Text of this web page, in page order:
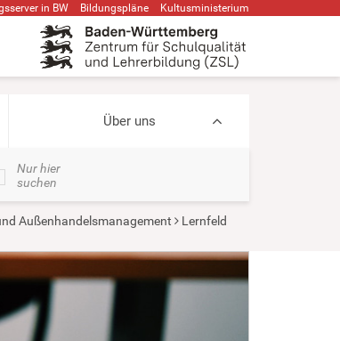
in BW Bildungspläne Kultusministerium
Über uns
Nur hier
suchen
Außenhandelsmanagement
Lernfeld